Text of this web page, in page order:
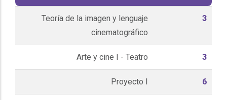
Teoría de la imagen y lenguaje
cinematográfico
3
Arte y cine I - Teatro 3
Proyecto I 6